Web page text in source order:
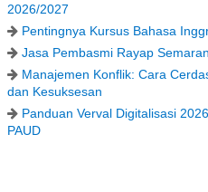
2026/2027
Pentingnya Kursus Bahasa
Jasa Pembasmi Rayap
Manajemen Konflik: Cara
dan Kesuksesan
Panduan Verval Digitalisasi
PAUD